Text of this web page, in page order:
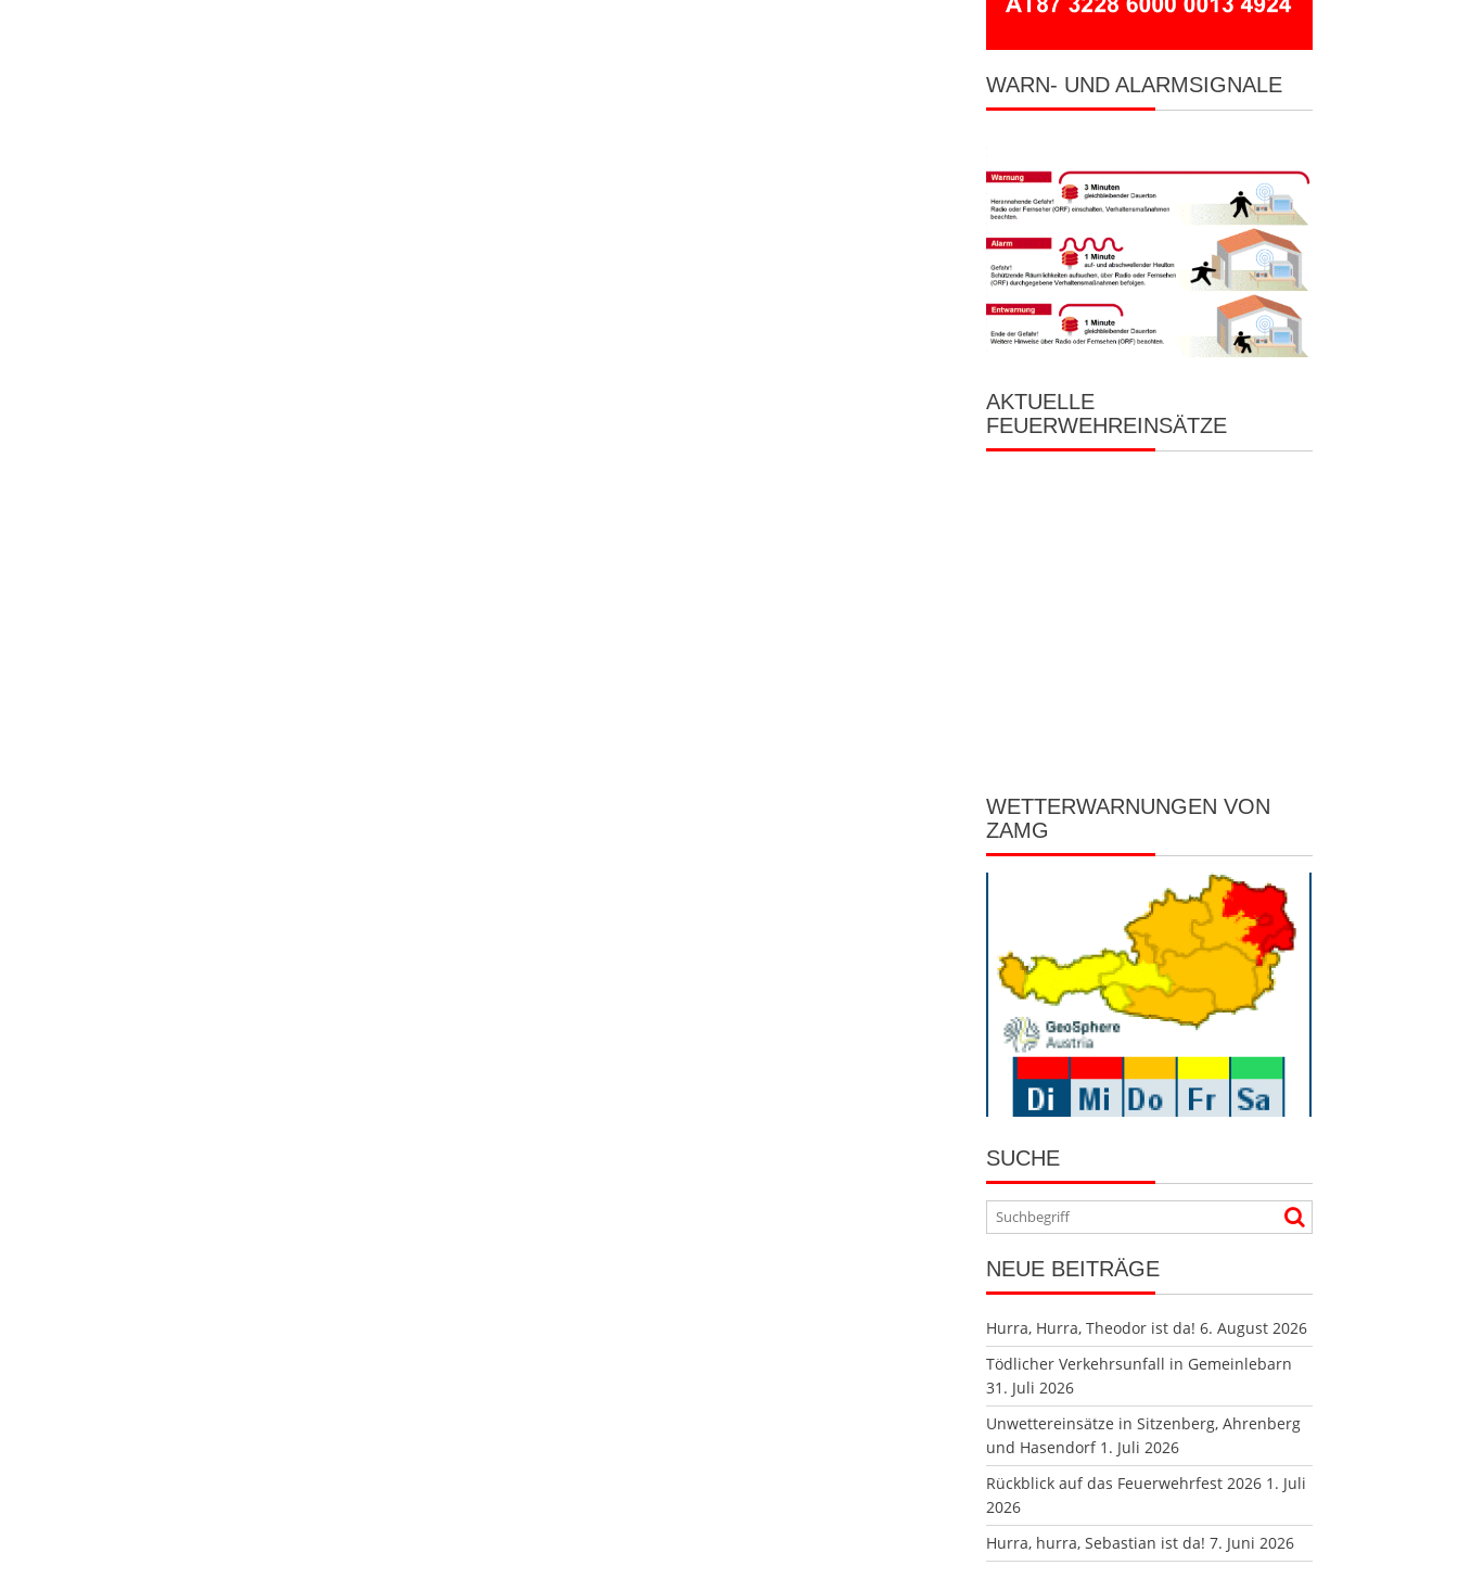
WARN- UND ALARMSIGNALE
AKTUELLE
FEUERWEHREINSÄTZE
WETTERWARNUNGEN VON
ZAMG
SUCHE
NEUE BEITRÄGE
Hurra, Hurra, Theodor ist da! 6. August 2026
Tödlicher Verkehrsunfall in Gemeinlebarn
31. Juli 2026
Unwettereinsätze in Sitzenberg, Ahrenberg
und Hasendorf 1. Juli 2026
Rückblick auf das Feuerwehrfest 2026 1. Juli
2026
Hurra, hurra, Sebastian ist da! 7. Juni 2026